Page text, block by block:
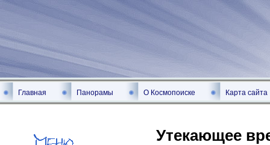
Главная Панорамы О Космопоиске Карта сайта
Утекающее